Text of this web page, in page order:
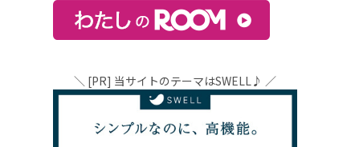
＼ [PR] 当サイトのテーマはSWELL♪ ／